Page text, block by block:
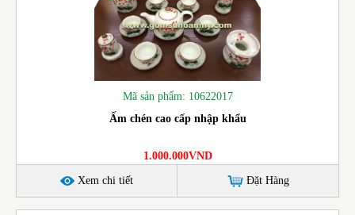
Mã sản phẩm: 10622017
Ấm chén cao cấp nhập khẩu
1.000.000VND
Xem chi tiết Đặt Hàng